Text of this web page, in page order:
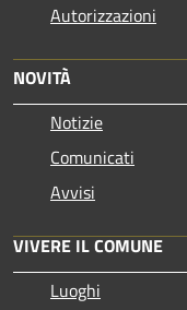
Autorizzazioni
NOVITÀ
Notizie
Comunicati
Avvisi
VIVERE IL COMUNE
Luoghi